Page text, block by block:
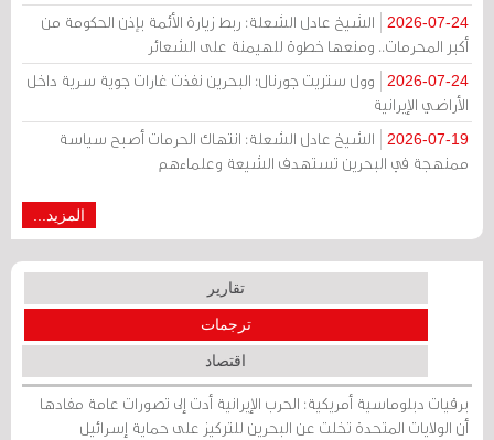
2026-07-24
الشيخ عادل الشعلة: ربط زيارة الأئمة بإذن الحكومة من
أكبر المحرمات.. ومنعها خطوة للهيمنة على الشعائر
2026-07-24
وول ستريت جورنال: البحرين نفذت غارات جوية سرية داخل
الأراضي الإيرانية
2026-07-19
الشيخ عادل الشعلة: انتهاك الحرمات أصبح سياسة
ممنهجة في البحرين تستهدف الشيعة وعلماءهم
المزيد...
تقارير
ترجمات
اقتصاد
برقيات دبلوماسية أمريكية: الحرب الإيرانية أدت إلى تصورات عامة مفادها
أن الولايات المتحدة تخلت عن البحرين للتركيز على حماية إسرائيل